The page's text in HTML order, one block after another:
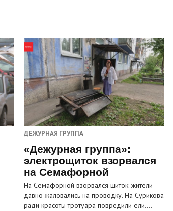
ДЕЖУРНАЯ ГРУППА
«Дежурная группа»:
электрощиток взорвался
на Семафорной
На Семафорной взорвался щиток: жители
давно жаловались на проводку. На Сурикова
ради красоты тротуара повредили ели.…